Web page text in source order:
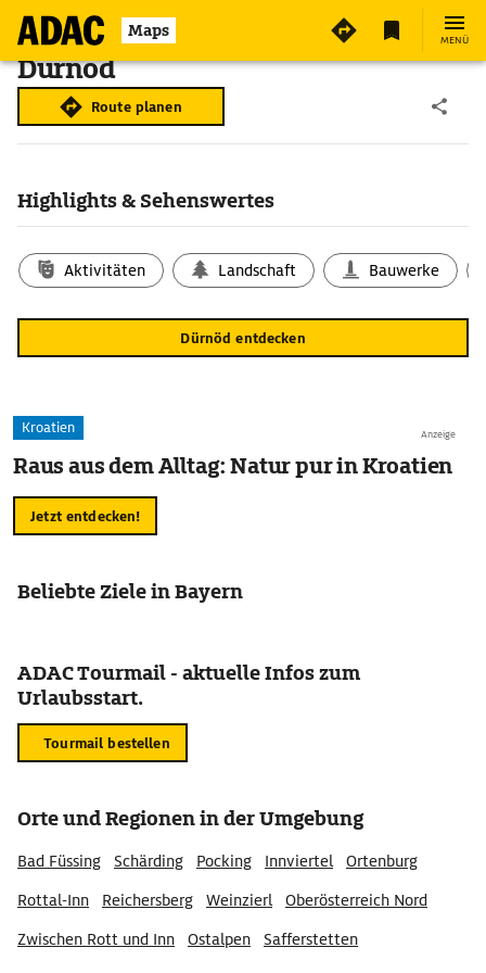
Maps MENÜ
Dürnöd
Route planen
Highlights & Sehenswertes
Aktivitäten Landschaft Bauwerke
Dürnöd entdecken
Anzeige
Kroatien
Raus aus dem Alltag: Natur pur in Kroatien
Jetzt entdecken!
Beliebte Ziele in Bayern
ADAC Tourmail - aktuelle Infos zum
Urlaubsstart.
Tourmail bestellen
Orte und Regionen in der Umgebung
Bad Füssing Schärding Pocking Innviertel
Ortenburg
Rottal-Inn
Reichersberg Weinzierl
Oberösterreich Nord
Zwischen Rott und Inn
Ostalpen
Safferstetten